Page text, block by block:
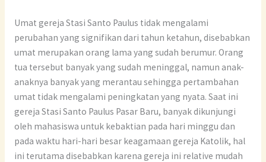
Umat gereja Stasi Santo Paulus tidak mengalami
perubahan yang signifikan dari tahun ketahun, disebabkan
umat merupakan orang lama yang sudah berumur. Orang
tua tersebut banyak yang sudah meninggal, namun anak-
anaknya banyak yang merantau sehingga pertambahan
umat tidak mengalami peningkatan yang nyata. Saat ini
gereja Stasi Santo Paulus Pasar Baru, banyak dikunjungi
oleh mahasiswa untuk kebaktian pada hari minggu dan
pada waktu hari-hari besar keagamaan gereja Katolik, hal
ini terutama disebabkan karena gereja ini relative mudah